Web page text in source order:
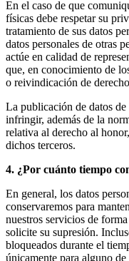
En el caso de que
físicas debe respetar su
tratamiento de sus datos
datos personales de otras
actúe en calidad de
que, en conocimiento de
o reivindicación de
La publicación de datos
infringir, además de la
relativa al derecho al
dichos terceros.
4. ¿Por cuánto tiempo
En general, los datos
conservaremos para
nuestros servicios de
solicite su supresión.
bloqueados durante el
únicamente para alguno